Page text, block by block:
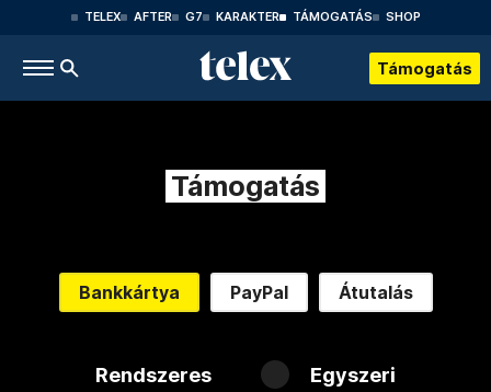
TELEX AFTER G7 KARAKTER TÁMOGATÁS SHOP
Támogatás
Támogatás
Bankkártya PayPal Átutalás
Rendszeres Egyszeri